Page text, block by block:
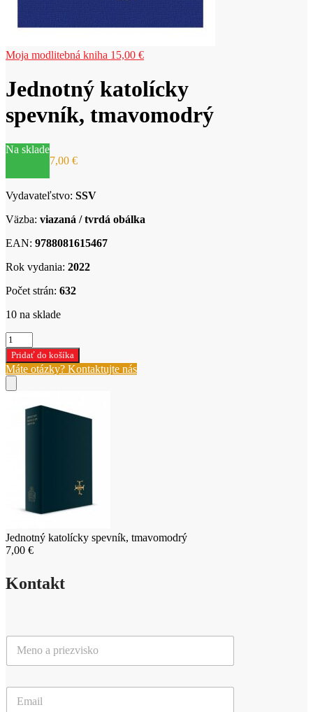
Moja modlitebná kniha 15,00 €
Jednotný katolícky
spevník, tmavomodrý
Na sklade
7,00 €
Vydavateľstvo: SSV
Väzba: viazaná / tvrdá obálka
EAN: 9788081615467
Rok vydania: 2022
Počet strán: 632
10 na sklade
množstvo
Jednotný
katolícky
spevník,
tmavomodrý
Pridať do košíka
Máte otázky? Kontaktujte nás
Jednotný katolícky spevník, tmavomodrý
7,00 €
Kontakt
n